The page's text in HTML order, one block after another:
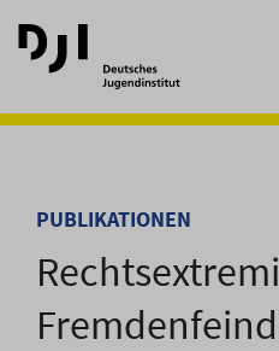
Direkt
zum
Hauptinhalt
Direkt
zum
Hauptmenü
PUBLIKATIONEN